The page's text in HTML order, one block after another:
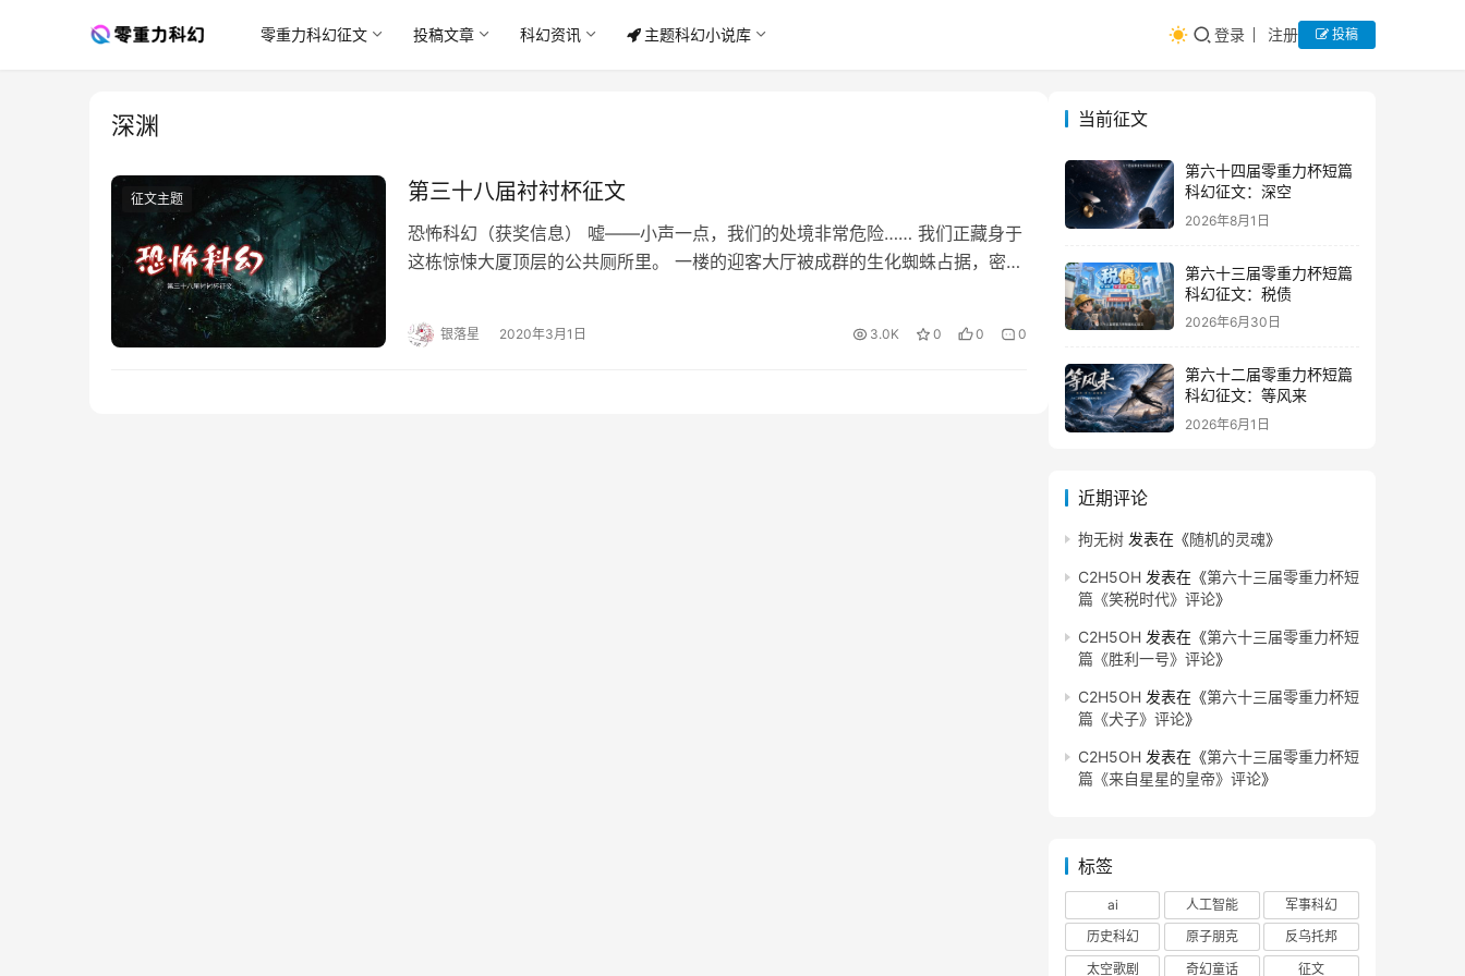
零重力科幻征文 投稿文章 科幻资讯 主题科幻小说库 登录 注册 投稿
深渊
征文主题 第三十八届衬衬杯征文
恐怖科幻（获奖信息） 嘘——小声一点，我们的处境非常危险…… 我们正藏身于
这栋惊悚大厦顶层的公共厕所里。 一楼的迎客大厅被成群的生化蜘蛛占据，密密
银落星 2020年3月1日 3.0K 0 0 0
当前征文
第六十四届零重力杯短篇
科幻征文：深空
2026年8月1日
第六十三届零重力杯短篇
科幻征文：税债
2026年6月30日
第六十二届零重力杯短篇
科幻征文：等风来
2026年6月1日
近期评论
拘无树 发表在《随机的灵魂》
C2H5OH 发表在《第六十三届零重力杯短
篇《笑税时代》评论》
C2H5OH 发表在《第六十三届零重力杯短
篇《胜利一号》评论》
C2H5OH 发表在《第六十三届零重力杯短
篇《犬子》评论》
C2H5OH 发表在《第六十三届零重力杯短
篇《来自星星的皇帝》评论》
标签
ai 人工智能
军事科幻
历史科幻
原子朋克
反乌托邦
太空歌剧
奇幻童话 征文